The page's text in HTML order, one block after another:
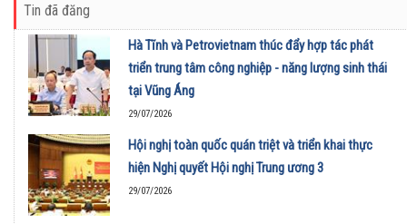
Tin đã đăng
Hà Tĩnh và Petrovietnam thúc đẩy hợp tác phát
triển trung tâm công nghiệp - năng lượng sinh thái
tại Vũng Áng
29/07/2026
Hội nghị toàn quốc quán triệt và triển khai thực
hiện Nghị quyết Hội nghị Trung ương 3
29/07/2026